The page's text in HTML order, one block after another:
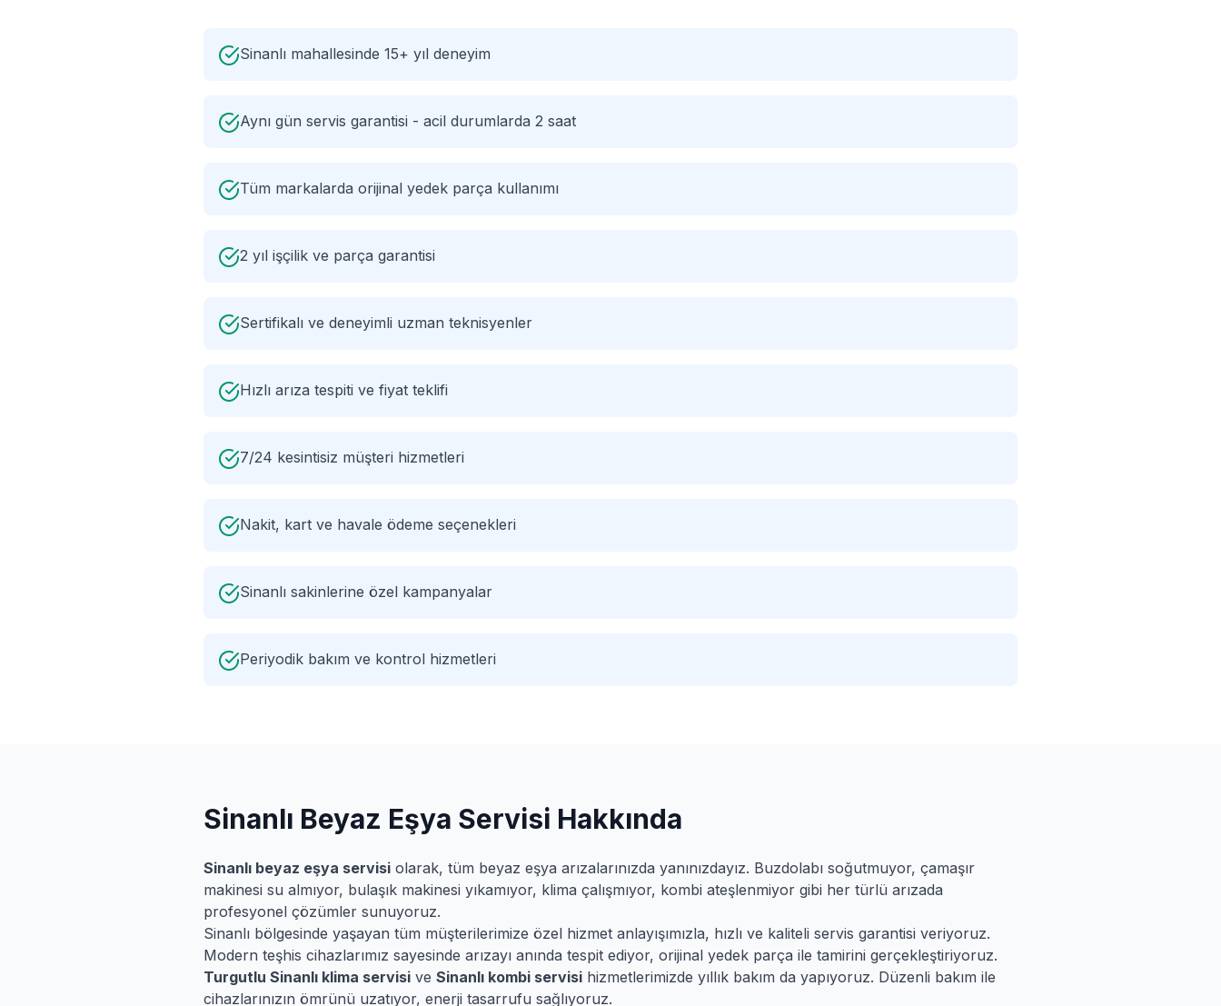
Sinanlı mahallesinde 15+ yıl deneyim
Aynı gün servis garantisi - acil durumlarda 2 saat
Tüm markalarda orijinal yedek parça kullanımı
2 yıl işçilik ve parça garantisi
Sertifikalı ve deneyimli uzman teknisyenler
Hızlı arıza tespiti ve fiyat teklifi
7/24 kesintisiz müşteri hizmetleri
Nakit, kart ve havale ödeme seçenekleri
Sinanlı sakinlerine özel kampanyalar
Periyodik bakım ve kontrol hizmetleri
Sinanlı Beyaz Eşya Servisi Hakkında
Sinanlı beyaz eşya servisi olarak, tüm beyaz eşya arızalarınızda yanınızdayız. Buzdolabı soğutmuyor, çamaşır
makinesi su almıyor, bulaşık makinesi yıkamıyor, klima çalışmıyor, kombi ateşlenmiyor gibi her türlü arızada
profesyonel çözümler sunuyoruz.
Sinanlı bölgesinde yaşayan tüm müşterilerimize özel hizmet anlayışımızla, hızlı ve kaliteli servis garantisi veriyoruz.
Modern teşhis cihazlarımız sayesinde arızayı anında tespit ediyor, orijinal yedek parça ile tamirini gerçekleştiriyoruz.
Turgutlu Sinanlı klima servisi ve Sinanlı kombi servisi hizmetlerimizde yıllık bakım da yapıyoruz. Düzenli bakım ile
cihazlarınızın ömrünü uzatıyor, enerji tasarrufu sağlıyoruz.